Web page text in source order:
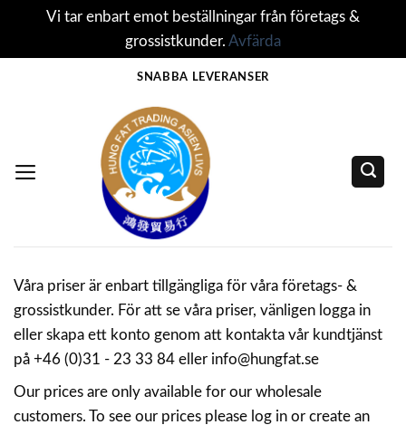
Vi tar enbart emot beställningar från företags &
grossistkunder. Avfärda
SNABBA LEVERANSER
Våra priser är enbart tillgängliga för våra företags- &
grossistkunder. För att se våra priser, vänligen logga in
eller skapa ett konto genom att kontakta vår kundtjänst
på +46 (0)31 - 23 33 84 eller info@hungfat.se
Our prices are only available for our wholesale
customers. To see our prices please log in or create an